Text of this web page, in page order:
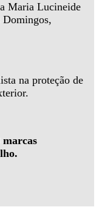
Maria Lucineide
Domingos,
na proteção de